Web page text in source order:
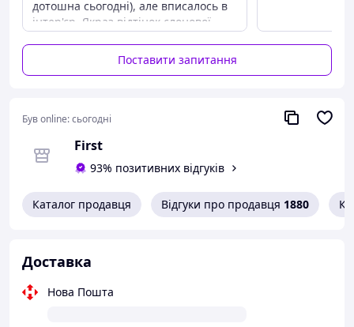
дотошна сьогодні), але вписалось в
інтер'єр. Якраз відтінок слонової
Містка, перпендикулярно стіні,
кошика (матова).
Недоліки
Клейовий гачок, один. Другий
нормальний.
Поставити запитання
Був online:сьогодні
First
93% позитивних відгуків
Каталог продавця Відгуки про продавця 1880
Доставка
Нова Пошта